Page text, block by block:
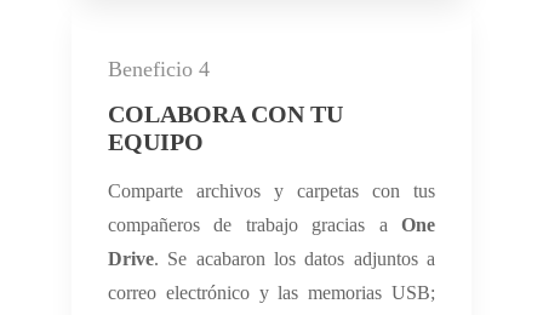
Beneficio 4
COLABORA CON TU
EQUIPO
Comparte archivos y carpetas con tus
compañeros de trabajo gracias a One
Drive. Se acabaron los datos adjuntos a
correo electrónico y las memorias USB;